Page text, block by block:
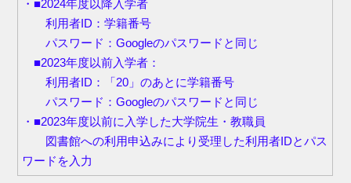
・■2024年度以降入学者
利用者ID：学籍番号
パスワード：Googleのパスワードと同じ
■2023年度以前入学者：
利用者ID：「20」のあとに学籍番号
パスワード：Googleのパスワードと同じ
・■2023年度以前に入学した大学院生・教職員
図書館への利用申込みにより受理した利用者IDとパス
ワードを入力